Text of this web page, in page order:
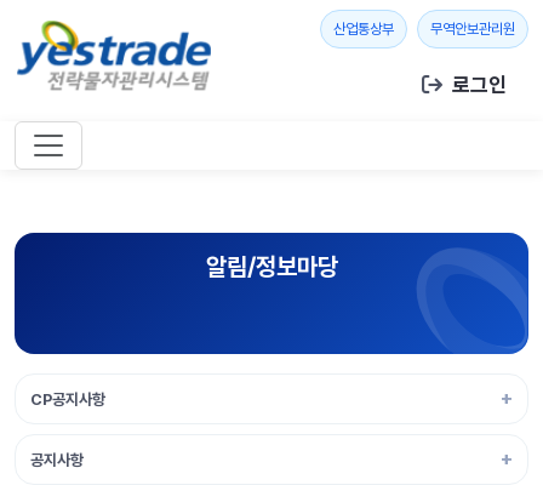
산업통상부새 창 열기무역안보관리원 새
로그인
알림/정보마당
CP공지사항
공지사항